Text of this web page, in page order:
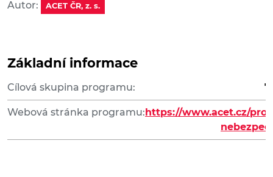
Autor: ACET ČR, z. s.
Základní informace
Cílová skupina programu:
Webová stránka programu: https://www.acet.cz/